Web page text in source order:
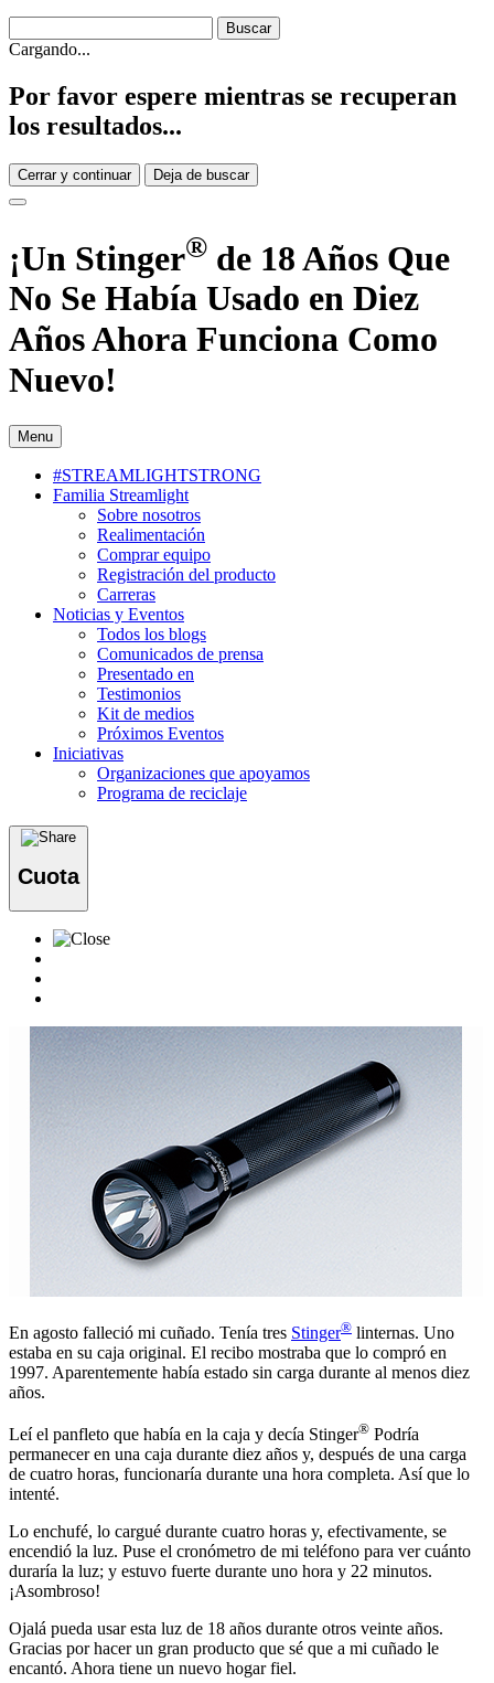
Cargando...
Por favor espere mientras se recuperan
los resultados...
Cerrar y continuar Deja de buscar
¡Un Stinger® de 18 Años Que
No Se Había Usado en Diez
Años Ahora Funciona Como
Nuevo!
Menu
#STREAMLIGHTSTRONG
Familia Streamlight
Sobre nosotros
Realimentación
Comprar equipo
Registración del producto
Carreras
Noticias y Eventos
Todos los blogs
Comunicados de prensa
Presentado en
Testimonios
Kit de medios
Próximos Eventos
Iniciativas
Organizaciones que apoyamos
Programa de reciclaje
Cuota
En agosto falleció mi cuñado. Tenía tres Stinger® linternas. Uno
estaba en su caja original. El recibo mostraba que lo compró en
1997. Aparentemente había estado sin carga durante al menos diez
años.
Leí el panfleto que había en la caja y decía Stinger® Podría
permanecer en una caja durante diez años y, después de una carga
de cuatro horas, funcionaría durante una hora completa. Así que lo
intenté.
Lo enchufé, lo cargué durante cuatro horas y, efectivamente, se
encendió la luz. Puse el cronómetro de mi teléfono para ver cuánto
duraría la luz; y estuvo fuerte durante uno hora y 22 minutos.
¡Asombroso!
Ojalá pueda usar esta luz de 18 años durante otros veinte años.
Gracias por hacer un gran producto que sé que a mi cuñado le
encantó. Ahora tiene un nuevo hogar fiel.